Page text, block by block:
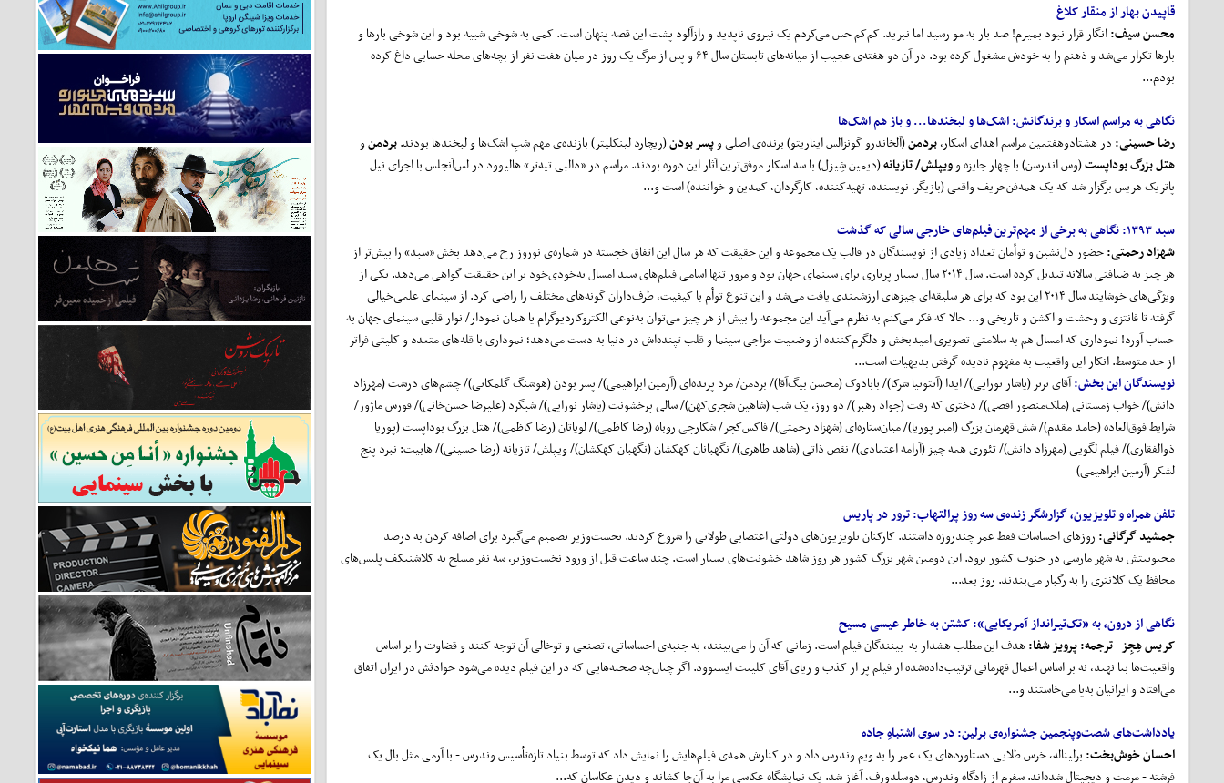
قاپیدن بهار از منقار کلاغ
محسن سیف:انگار قرار نبود بمیرم! صد بار به مو رسید اما نبرید. کم‌کم حس می‌کردم یک نیروی ناپدید و رازآلود پشت این قصه پنهان است. کمی به شوخی شبیه بود و این شوخی بارها و
بارها تکرار می‌شد و ذهنم را به خودش مشغول کرده بود. در آن دو هفته‌ی عجیب از میانه‌های تابستان سال ۶۴ و پس از مرگ یک روز در میان هفت نفر از بچه‌های محله حسابی داغ کرده
بودم...
نگاهی به مراسم اسکار و برندگانش:اشکها و لبخندها... و باز هم اشکها
رضا حسینی: در هشتاد‌وهفتمین مراسم اهدای اسکار،بردمن(آلخاندرو گونزالس ایناریتو) برنده‌ی اصلی وپسر بودن(ریچارد لینکلیتر) بازنده‌ی مهم شبِ اشک‌ها و لبخندها بودند.بردمنو
هتل بزرگ بوداپست(وس اندرسن) با چهار جایزه وویپلش/ تازیانه(دیمین شِیزل) با سه اسکار موفق‌ترین آثار این دوره بودند. مراسم در «دالبی تیه‌تر» هالیوود در لس‌‌آنجلس با اجرای نیل
پاتریک هریس برگزار شد که یک همه‌فن‌حریف واقعی (بازیگر، نویسنده، تهیه‌کننده، کارگردان، کمدین و خواننده) است و...
سبد ۱۳۹۳: نگاهی به برخی از مهم ترین فیلمهای خارجی سالی که گذشت
شهزاد رحمتی:حضور دل‌نشین و توأمان تعداد زیادی از نویسندگان در قالب یک مجموعه و این حقیقت که هر سال این اتفاق خجسته در شماره‌ی نوروز رخ می‌دهد بخش «سبد» را بیش‌تر از
هر چیز به ضیافتی سالانه تبدیل کرده است. سال ۲۰۱۴ سال بسیار پرباری برای سینمای جهان بود و مرور تنها اسامی فیلم‌های سبد امسال به‌خودی‌خود بر این حقیقت گواهی می‌دهد. یکی از
ویژگی‌های خوشایند سال ۲۰۱۴ این بود که برای هر سلیقه‌ای چیزهای ارزشمندی یافت می‌شد و این تنوع توأم با کیفیت، طرف‌داران گونه‌های مختلف را راضی کرد. از سینمای علمی‌خیالی
گرفته تا فانتزی و وحشت و اکشن و تاریخی و... حالا که فکر می‌کنم به نظرم می‌آید این مجموعه را بیش از هر چیز می‌توان به‌نوعی الکتروکاردیوگرام یا همان نمودار/ نوار قلبی سینمای جهان به
حساب آورد! نموداری که امسال هم به سلامتی تصویری امیدبخش و دلگرم‌کننده از وضعیت مزاجی سینما و قلب تپنده‌اش در دنیا به دست می‌دهد؛ نموداری با قله‌های متعدد و کلیتی فراتر
از حد متوسط. انکار این واقعیت به مفهوم نادیده گرفتن بدیهیات است...
نویسندگان این بخش:آقای ترنر (یاشار نورایی)/ ایدا (آنتونیا شرکا)/ بابادوک (محسن بیگ‌آقا)/ بردمن/ مرد پرنده‌ای (آرمین ابراهیمی)/ پسر بودن (هوشنگ گلمکانی)/ چشم‌های درشت (مهرزاد
دانش)/ خواب زمستانی (ملک‌منصور اقصی)/ دختری که رفت (جواد رهبر)/ دو روز، یک شب (شاهین شجری‌کهن)/ سالی پرخشونت (یاشار نورایی)/ شبگرد (علیرضا حسن‌خانی)/ فورس ماژور/
شرایط فوق‌العاده (حامد مقدم)/ شش قهرمان بزرگ (امیر پوریا)/ میان‌ستاره‌ای (شهزاد رحمتی)/ فاکس‌کچر/ شکارچی روباه (رضا کاظمی)/ لویاتان (رضا کاظمی)/ هتل بزرگ بوداپست (پوریا
ذوالفقاری)/ فیلم لگویی (مهرزاد دانش)/ تئوری همه چیز (آرامه اعتمادی)/ نقص ذاتی (شاهد طاهری)/ نگهبانان کهکشان (نگهبان کهکشان)/ ویپلش/ تازیانه (رضا حسینی)/ هابیت: نبرد پنج
لشکر (آرمین ابراهیمی)
تلفن همراه و تلویزیون، گزارشگر زنده‌ی سه روز پرالتهاب:ترور در پاریس
جمشید گرگانی: روزهای احساسات فقط عمر چندروزه داشتند. کارکنان تلویزیون‌های دولتی اعتصابی طولانی را شروع کردند. نخست‌وزیر تصمیم می‌گیرد برای اضافه کردن به درصد
محبوبیتش به شهر مارسی در جنوب کشور برود. این دومین شهر بزرگ کشور هر روز شاهد خشونت‌های بسیار است. چند ساعت قبل از ورود نخست‌وزیر، سه نفر مسلح به کلاشنیکف پلیس‌های
محافظ یک کلانتری را به رگبار می‌بندند. روز بعد...
نگاهی از درون، به «تکتیرانداز آمریکایی»:کشتن به خاطر عیسی مسیح
کریس هِجِز- ترجمه: پرویز شفا:هدف این مطلب هشدار به بینندگان فیلم است. زمانی که آن را می‌بینند، به جنبه‌ی احساساتی، تصنعی و توخالی آن توجه کنند و قضاوت را بر اساس
واقعیت‌ها بنا نهند، نه بر اساس اعمال قهرمانی ترتیب‌داده‌شده از فیلم پر از کذب و ریای آقای کلینت ایستوود. اگر چنان‌چه صحنه‌هایی که در این فیلم دیده می‌شود حوادثش در ایران اتفاق
می‌افتاد و ایرانیان به‌پا می‌خاستند و...
یادداشتهای شصتوپنجمین جشنواره‌ی برلین:در سوی اشتباهِ جاده
احسان خوشبخت: برلیناله، خرس طلایی دستاوردهای یک عمر را به ویم وندرس داد و در کنارش همه‌ی فیلم‌هایش را نمایش داد که توسط بنیاد تازه‌تأسیس وندرس - با آرمی مثل بال یک
فرشته - مرمت و دیجیتال شده‌اند. سفرم از زادگاه وندرس، دوسلدورف، آغاز شد. یک نمایشگاه عکاسی مرا به آن‌جا کشاند و دیدن عکاسان که...